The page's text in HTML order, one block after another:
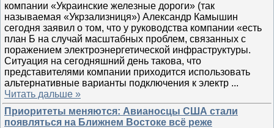
компании «Украинские железные дороги» (так
называемая «Укрзализниця») Александр Камышин
сегодня заявил о том, что у руководства компании «есть
план Б на случай масштабных проблем, связанных с
поражением электроэнергетической инфраструктуры.
Ситуация на сегодняшний день такова, что
представителями компании приходится использовать
альтернативные варианты подключения к электр ...
Читать дальше »
Приоритеты меняются: Авианосцы США стали
появляться на Ближнем Востоке всё реже